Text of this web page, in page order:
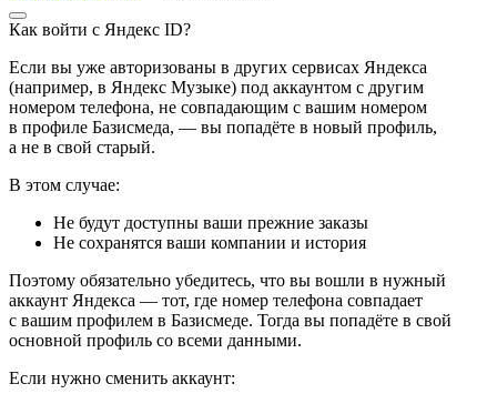
Как войти с Яндекс ID?
Если вы уже авторизованы в других сервисах Яндекса
(например, в Яндекс Музыке) под аккаунтом с другим
номером телефона, не совпадающим с вашим номером
в профиле Базисмеда, — вы попадёте в новый профиль,
а не в свой старый.
В этом случае:
Не будут доступны ваши прежние заказы
Не сохранятся ваши компании и история
Поэтому обязательно убедитесь, что вы вошли в нужный
аккаунт Яндекса — тот, где номер телефона совпадает
с вашим профилем в Базисмеде. Тогда вы попадёте в свой
основной профиль со всеми данными.
Если нужно сменить аккаунт: